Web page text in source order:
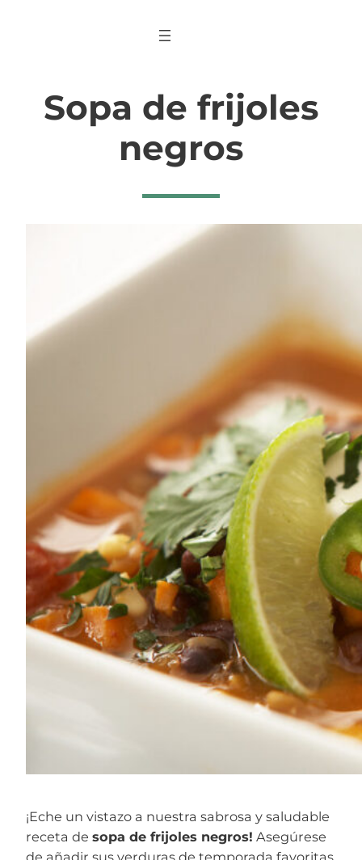
Sopa de frijoles
negros
¡Eche un vistazo a nuestra sabrosa y saludable
receta de sopa de frijoles negros! Asegúrese
de añadir sus verduras de temporada favoritas